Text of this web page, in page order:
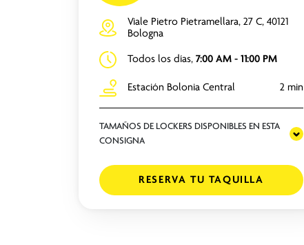
Viale Pietro Pietramellara, 27 C, 40121
Bologna
Todos los días, 7:00 AM - 11:00 PM
Estación Bolonia Central 2 min
TAMAÑOS DE LOCKERS DISPONIBLES EN ESTA
CONSIGNA
RESERVA TU TAQUILLA